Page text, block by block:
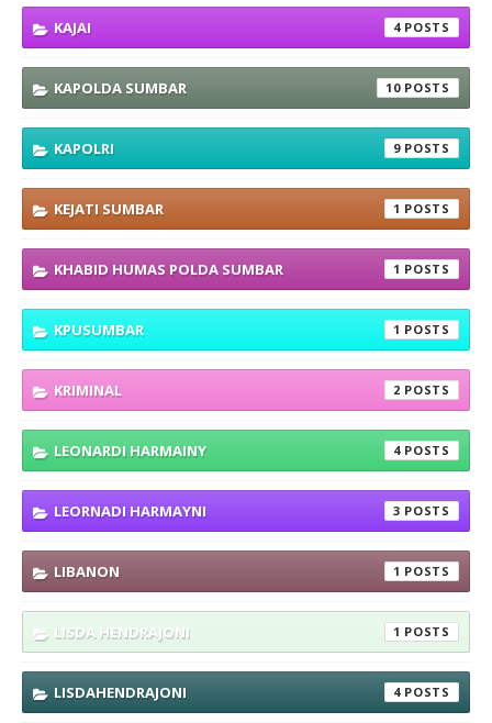
KAJAI 4
KAPOLDA SUMBAR 10
KAPOLRI 9
KEJATI SUMBAR 1
KHABID HUMAS POLDA SUMBAR 1
KPUSUMBAR 1
KRIMINAL 2
LEONARDI HARMAINY 4
LEORNADI HARMAYNI 3
LIBANON 1
LISDA HENDRAJONI 1
LISDAHENDRAJONI 4